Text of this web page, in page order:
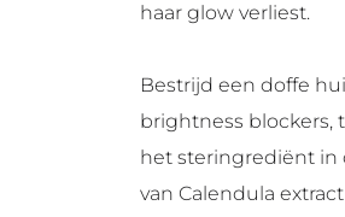
haar glow verliest.
Bestrijd een doffe
brightness blockers,
het steringrediënt in
van Calendula